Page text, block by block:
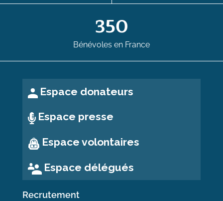
350
Bénévoles en France
Espace donateurs
Espace presse
Espace volontaires
Espace délégués
Recrutement